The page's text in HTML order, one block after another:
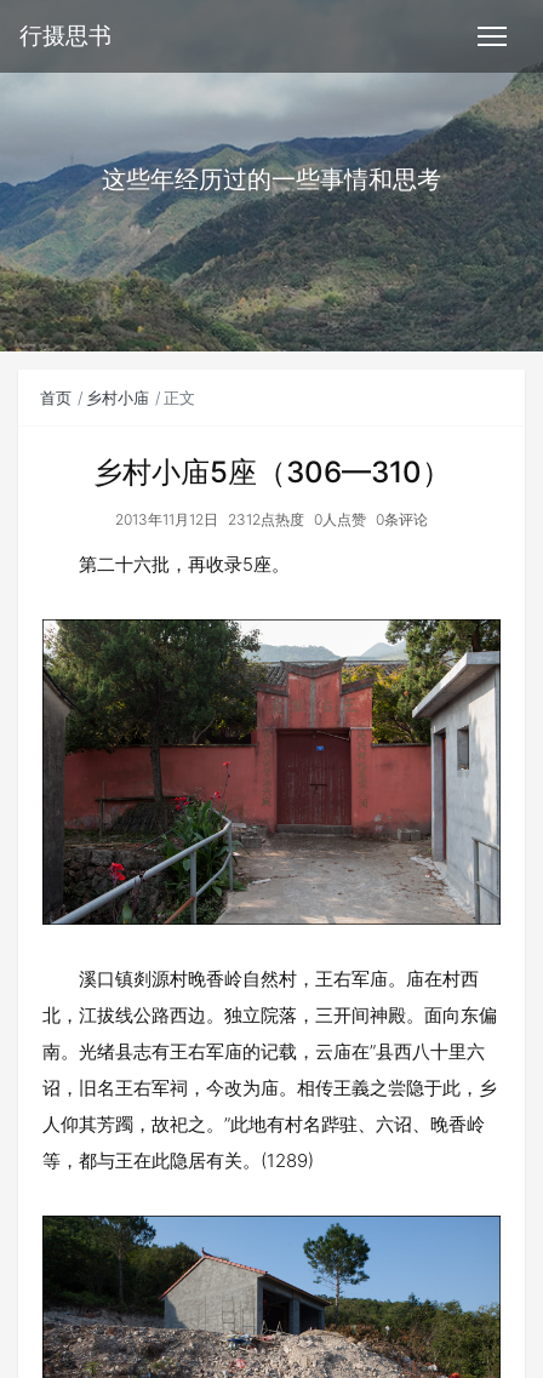
行摄思书
这些年经历过的一些事情和思考
首页 乡村小庙 正文
乡村小庙5座（306—310）
2013年11月12日 2312点热度 0人点赞 0条评论
第二十六批，再收录5座。
溪口镇剡源村晚香岭自然村，王右军庙。庙在村西
北，江拔线公路西边。独立院落，三开间神殿。面向东偏
南。光绪县志有王右军庙的记载，云庙在”县西八十里六
诏，旧名王右军祠，今改为庙。相传王義之尝隐于此，乡
人仰其芳躅，故祀之。”此地有村名跸驻、六诏、晚香岭
等，都与王在此隐居有关。(1289)